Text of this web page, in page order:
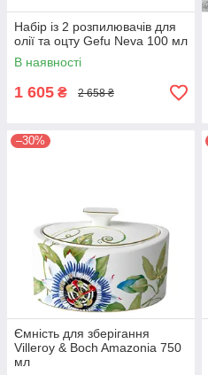
Набір із 2 розпилювачів для
олії та оцту Gefu Neva 100 мл
В наявності
1 605 ₴ 2 658 ₴
–30%
Ємність для зберігання
Villeroy & Boch Amazonia 750
мл